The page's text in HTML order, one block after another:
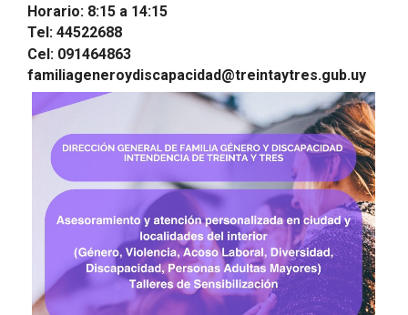
Horario: 8:15 a 14:15
Tel: 44522688
Cel: 091464863
familiageneroydiscapacidad@treintaytres.gub.uy